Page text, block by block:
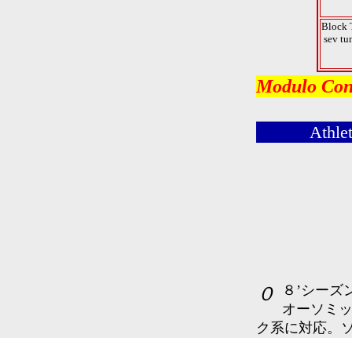
Block
sev
Modulo
０８’シーズン登場の新素材。オーソミック・ビスコテン。表面の
オーソミ
ク系に対応。